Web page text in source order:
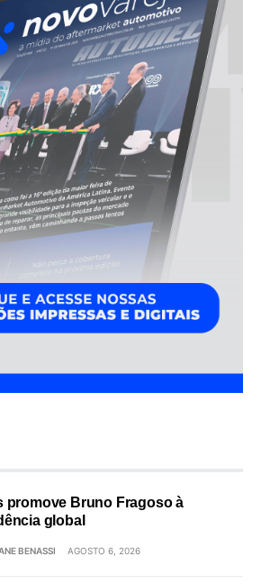
promove Bruno Fragoso à
global
BENASSI AGOSTO 6, 2026